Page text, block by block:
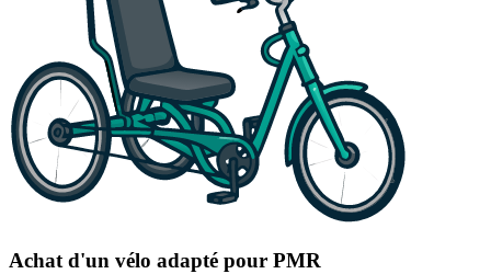
Achat d'un vélo adapté pour PMR